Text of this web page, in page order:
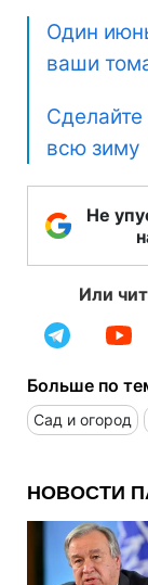
Один
ваши
Сделайте
всю зиму
Не
Или
Больше по
Сад и огород